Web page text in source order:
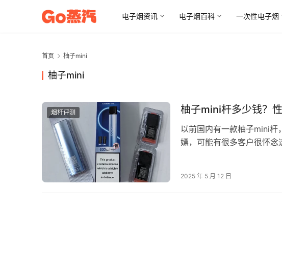
电子烟资讯 电子烟百科 一次性电子烟
首页 柚子mini
柚子mini
烟杆评测 柚子mini杆多少钱？
以前国内有一款柚子mini杆
嫖，可能有很多客户很怀念
2025 年 5 月 12 日